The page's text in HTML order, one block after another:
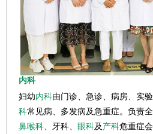
内科
妇幼内科由门诊、急诊、病房、实
科常见病、多发病及急重症。负责
鼻喉科 、牙科、 眼科及产科危重症